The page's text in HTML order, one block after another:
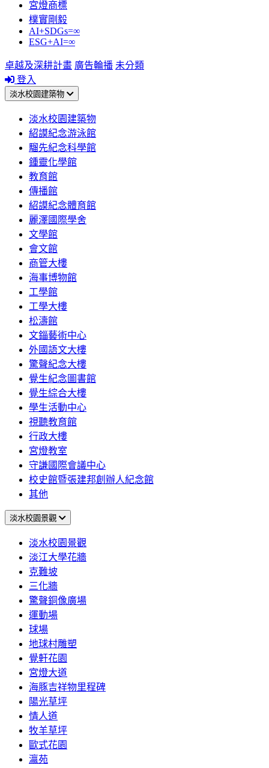
宮燈商標
樸實剛毅
AI+SDGs=∞
ESG+AI=∞
卓越及深耕計畫 廣告輪播 未分類
登入
淡水校園建築物
淡水校園建築物
紹謨紀念游泳館
騮先紀念科學館
鍾靈化學館
教育館
傳播館
紹謨紀念體育館
麗澤國際學舍
文學館
會文館
商管大樓
海事博物館
工學館
工學大樓
松濤館
文錙藝術中心
外國語文大樓
驚聲紀念大樓
覺生紀念圖書館
覺生綜合大樓
學生活動中心
視聽教育館
行政大樓
宮燈教室
守謙國際會議中心
校史館暨張建邦創辦人紀念館
其他
淡水校園景觀
淡水校園景觀
淡江大學花牆
克難坡
三化牆
驚聲銅像廣場
運動場
球場
地球村雕塑
覺軒花園
宮燈大道
海豚吉祥物里程碑
陽光草坪
情人道
牧羊草坪
歐式花園
瀛苑